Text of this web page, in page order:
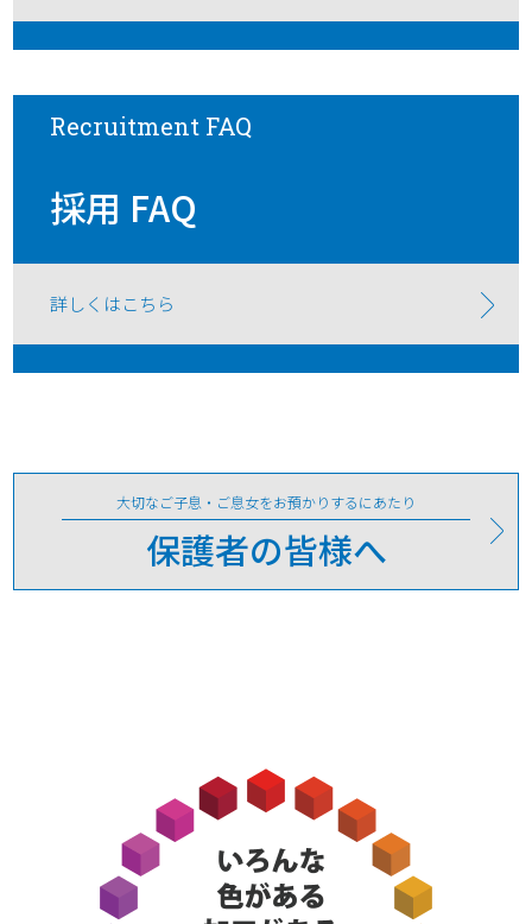
Recruitment FAQ
採用 FAQ
詳しくはこちら
大切なご子息・ご息女をお預かりするにあたり
保護者の皆様へ